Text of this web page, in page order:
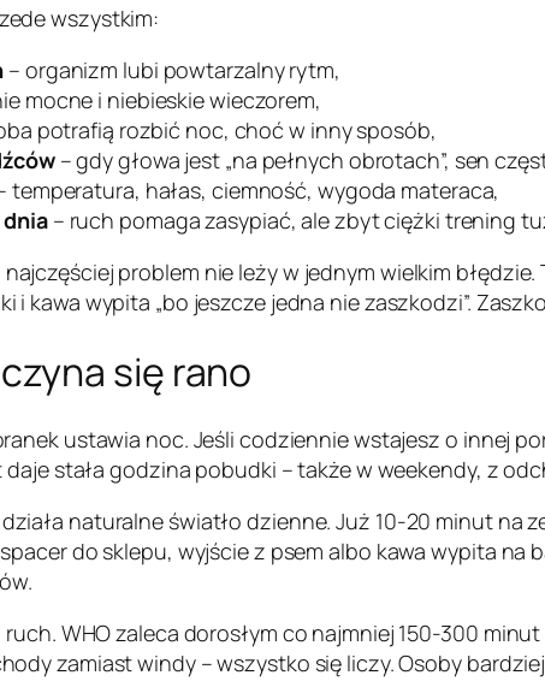
wszystkim:
– organizm lubi powtarzalny rytm,
mocne i niebieskie wieczorem,
potrafią rozbić noc, choć w inny sposób,
– gdy głowa jest „na pełnych obrotach”, sen
temperatura, hałas, ciemność, wygoda materaca,
– ruch pomaga zasypiać, ale zbyt ciężki trening
problem nie leży w jednym wielkim
i kawa wypita „bo jeszcze jedna nie zaszkodzi”.
się rano
ustawia noc. Jeśli codziennie wstajesz o innej
stała godzina pobudki – także w weekendy, z
naturalne światło dzienne. Już 10-20 minut
do sklepu, wyjście z psem albo kawa wypita
WHO zaleca dorosłym co najmniej 150-300
zamiast windy – wszystko się liczy. Osoby